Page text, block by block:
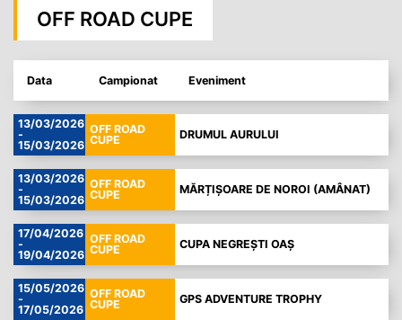
OFF ROAD CUPE
Data Campionat Eveniment
13/03/2026
-
15/03/2026
OFF ROAD
CUPE
DRUMUL AURULUI
13/03/2026
-
15/03/2026
OFF ROAD
CUPE
MĂRȚIȘOARE DE NOROI (AMÂNAT)
17/04/2026
-
19/04/2026
OFF ROAD
CUPE
CUPA NEGREȘTI OAȘ
15/05/2026
-
17/05/2026
OFF ROAD
CUPE
GPS ADVENTURE TROPHY